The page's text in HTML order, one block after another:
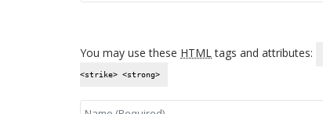
You may use these HTMLtags and attributes:
<strike> <strong>